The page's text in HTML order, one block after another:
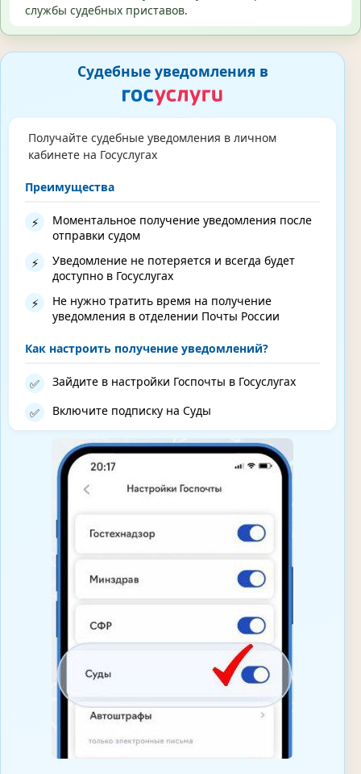
службы судебных приставов.
Судебные уведомления в
Получайте судебные уведомления в личном
кабинете на Госуслугах
Преимущества
⚡
Моментальное получение уведомления после
отправки судом
⚡
Уведомление не потеряется и всегда будет
доступно в Госуслугах
⚡
Не нужно тратить время на получение
уведомления в отделении Почты России
Как настроить получение уведомлений?
✅ Зайдите в настройки Госпочты в Госуслугах
✅ Включите подписку на Суды